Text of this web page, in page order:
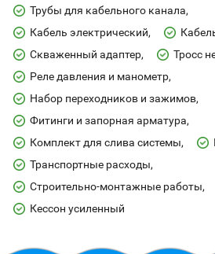
Трубы для кабельного канала
Кабель электрический
Скваженный адаптер
Тросс
Реле давления и манометр
Набор переходников и зажимов
Фитинги и запорная арматура
Комплект для слива системы
Транспортные расходы
Строительно-монтажные работы
Кессон усиленный